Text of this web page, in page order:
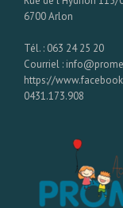
6700 Arlon
Tél. : 063 24 25 20
Courriel :
https://
0431.173.908